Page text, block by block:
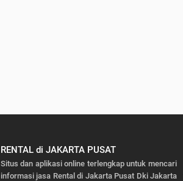
RENTAL di JAKARTA PUSAT
Situs dan aplikasi online terlengkap untuk mencari
informasi jasa Rental di Jakarta Pusat Dki Jakarta